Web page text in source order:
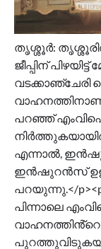
തൃശ്ശൂർ:
ജീപ്പിന്
വടക്കാഞ്ചേരി
പറഞ്ഞ്
എന്നാൽ,
ഇൻഷുറൻസ്
പറയുന്നു.</
പിന്നാലെ